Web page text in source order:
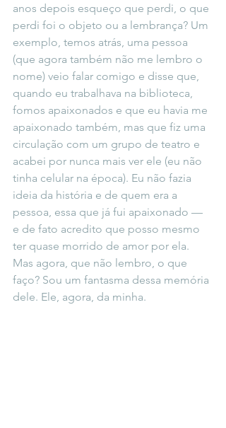
anos depois esqueço que perdi, o que
perdi foi o objeto ou a lembrança? Um
exemplo, temos atrás, uma pessoa
(que agora também não me lembro o
nome) veio falar comigo e disse que,
quando eu trabalhava na biblioteca,
fomos apaixonados e que eu havia me
apaixonado também, mas que fiz uma
circulação com um grupo de teatro e
acabei por nunca mais ver ele (eu não
tinha celular na época). Eu não fazia
ideia da história e de quem era a
pessoa, essa que já fui apaixonado —
e de fato acredito que posso mesmo
ter quase morrido de amor por ela.
Mas agora, que não lembro, o que
faço? Sou um fantasma dessa memória
dele. Ele, agora, da minha.